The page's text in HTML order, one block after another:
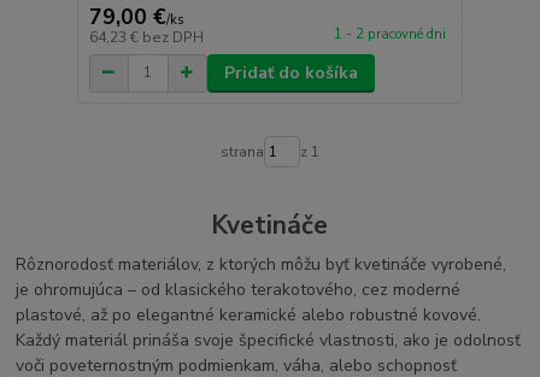
79,00 €/ks
64,23 € bez DPH 1 - 2 pracovné dni
Pridať do košíka
strana z 1
Kvetináče
Rôznorodosť materiálov, z ktorých môžu byť kvetináče vyrobené,
je ohromujúca – od klasického terakotového, cez moderné
plastové, až po elegantné keramické alebo robustné kovové.
Každý materiál prináša svoje špecifické vlastnosti, ako je odolnosť
voči poveternostným podmienkam, váha, alebo schopnosť